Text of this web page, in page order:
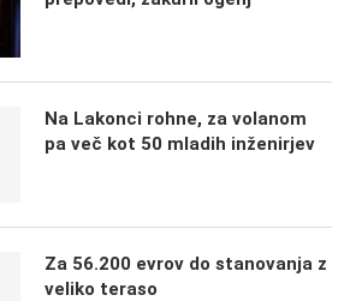
Na Lakonci rohne, za volanom
pa več kot 50 mladih inženirjev
Za 56.200 evrov do stanovanja z
veliko teraso